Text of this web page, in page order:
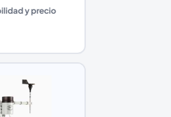
y precio